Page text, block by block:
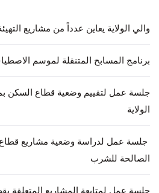
والي الولاية يعاين عدداً من مشاريع
برنامج المسابح المتنقلة لموسم الاصطياف
جلسة عمل لتقييم وضعية قطاع السكن
الولاية
جلسة عمل لدراسة وضعية مشاريع قطاع
الصالحة للشرب
جلسة عمل لمتابعة المشاريع المتعلقة